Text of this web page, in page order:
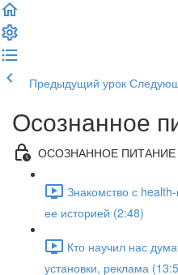
Предыдущий урок
Осознанное
ОСОЗНАННОЕ ПИТАНИЕ
Знакомство с
ее историей (2:48)
Кто научил нас
установки, реклама